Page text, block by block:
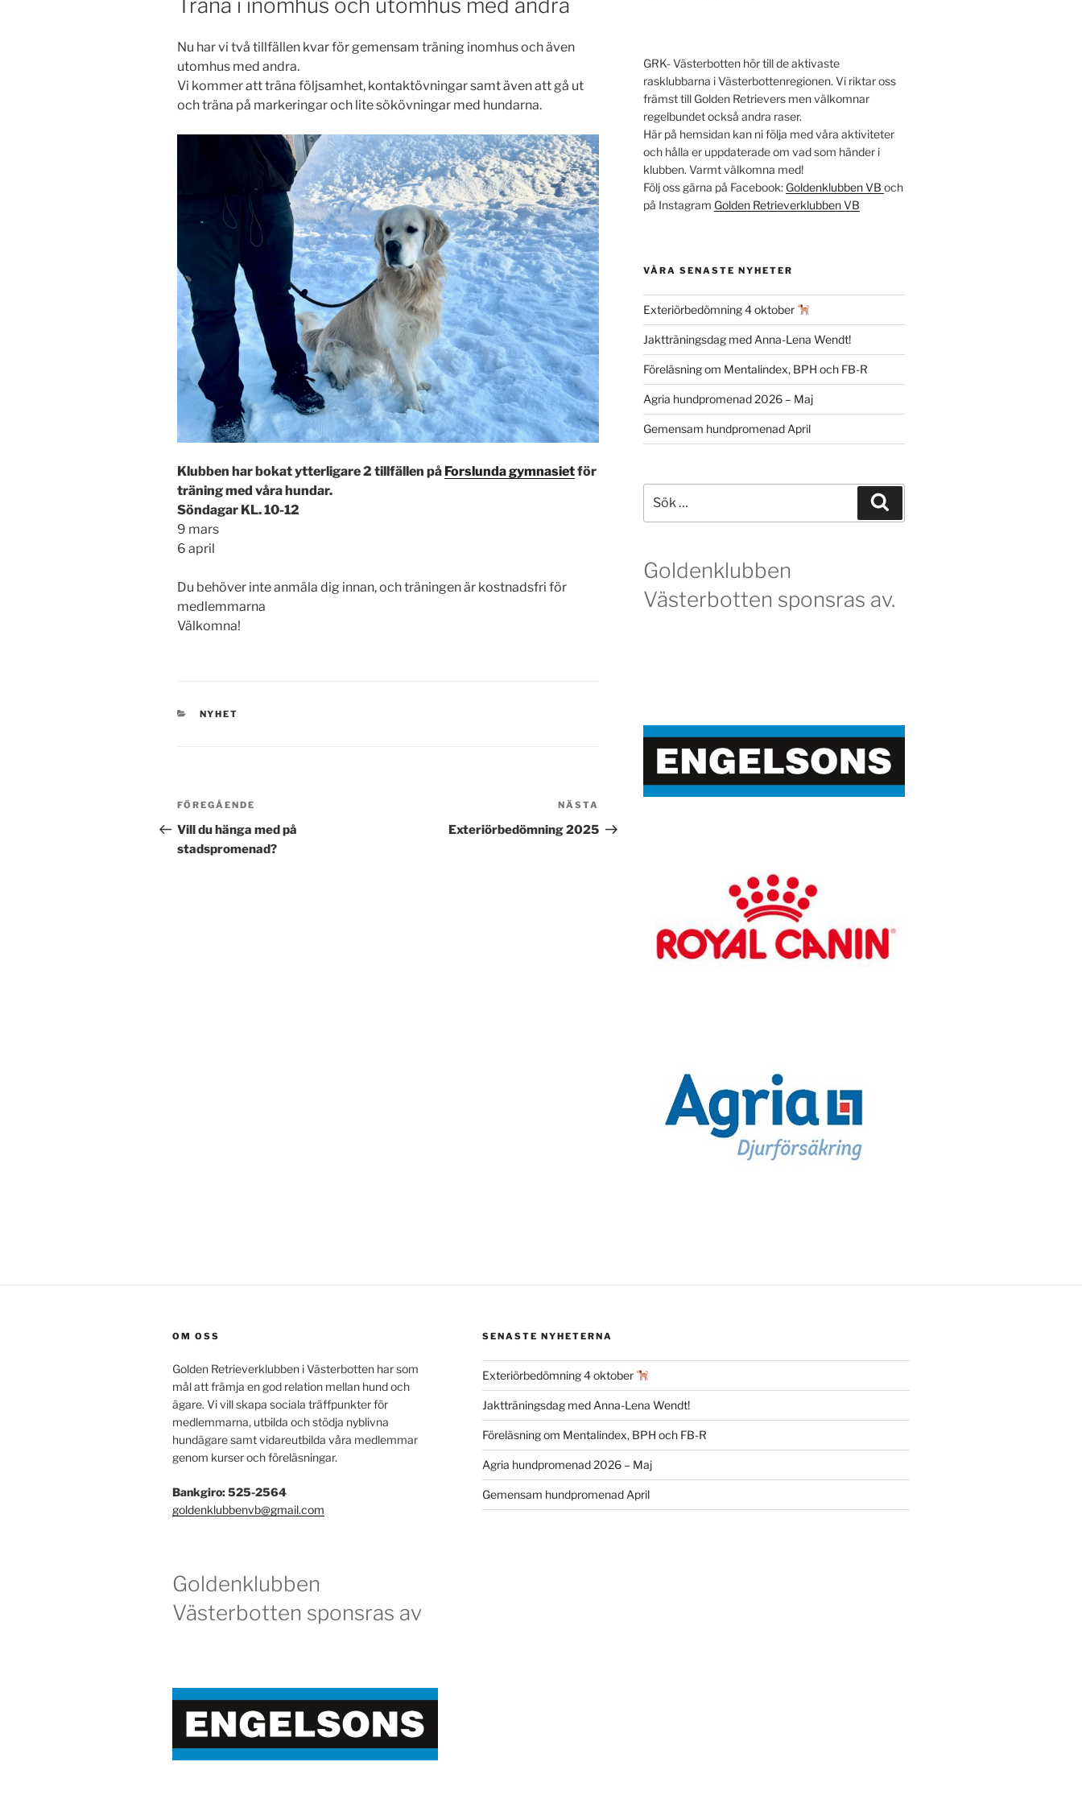
Träna i inomhus och utomhus med andra
Nu har vi två tillfällen kvar för gemensam träning inomhus och även
utomhus med andra.
Vi kommer att träna följsamhet, kontaktövningar samt även att gå ut
och träna på markeringar och lite sökövningar med hundarna.
Klubben har bokat ytterligare 2 tillfällen på Forslunda gymnasietför
träning med våra hundar.
Söndagar KL. 10-12
9 mars
6 april
Du behöver inte anmäla dig innan, och träningen är kostnadsfri för
medlemmarna
Välkomna!
KATEGORIER
NYHET
Inläggsnavigering
Föregående
inlägg
FÖREGÅENDE
Vill du hänga med på
stadspromenad?
inlägg
NÄSTA
Exteriörbedömning 2025
GRK- Västerbotten hör till de aktivaste
rasklubbarna i Västerbottenregionen. Vi riktar oss
främst till Golden Retrievers men välkomnar
regelbundet också andra raser.
Här på hemsidan kan ni följa med våra aktiviteter
och hålla er uppdaterade om vad som händer i
klubben. Varmt välkomna med!
Följ oss gärna på Facebook: Goldenklubben VB och
på Instagram Golden Retrieverklubben VB
VÅRA SENASTE NYHETER
Exteriörbedömning 4 oktober
Jaktträningsdag med Anna-Lena Wendt!
Föreläsning om Mentalindex, BPH och FB-R
Agria hundpromenad 2026 – Maj
Gemensam hundpromenad April
efter:
Goldenklubben
Västerbotten sponsras av.
OM OSS
Golden Retrieverklubben i Västerbotten har som
mål att främja en god relation mellan hund och
ägare. Vi vill skapa sociala träffpunkter för
medlemmarna, utbilda och stödja nyblivna
hundägare samt vidareutbilda våra medlemmar
genom kurser och föreläsningar.
Bankgiro: 525-2564
goldenklubbenvb@gmail.com
Goldenklubben
Västerbotten sponsras av
SENASTE NYHETERNA
Exteriörbedömning 4 oktober
Jaktträningsdag med Anna-Lena Wendt!
Föreläsning om Mentalindex, BPH och FB-R
Agria hundpromenad 2026 – Maj
Gemensam hundpromenad April